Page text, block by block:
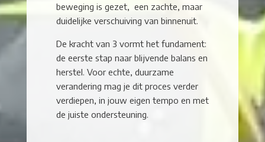
beweging is gezet, een zachte, maar
duidelijke verschuiving van binnenuit.
De kracht van 3 vormt het fundament:
de eerste stap naar blijvende balans en
herstel. Voor echte, duurzame
verandering mag je dit proces verder
verdiepen, in jouw eigen tempo en met
de juiste ondersteuning.